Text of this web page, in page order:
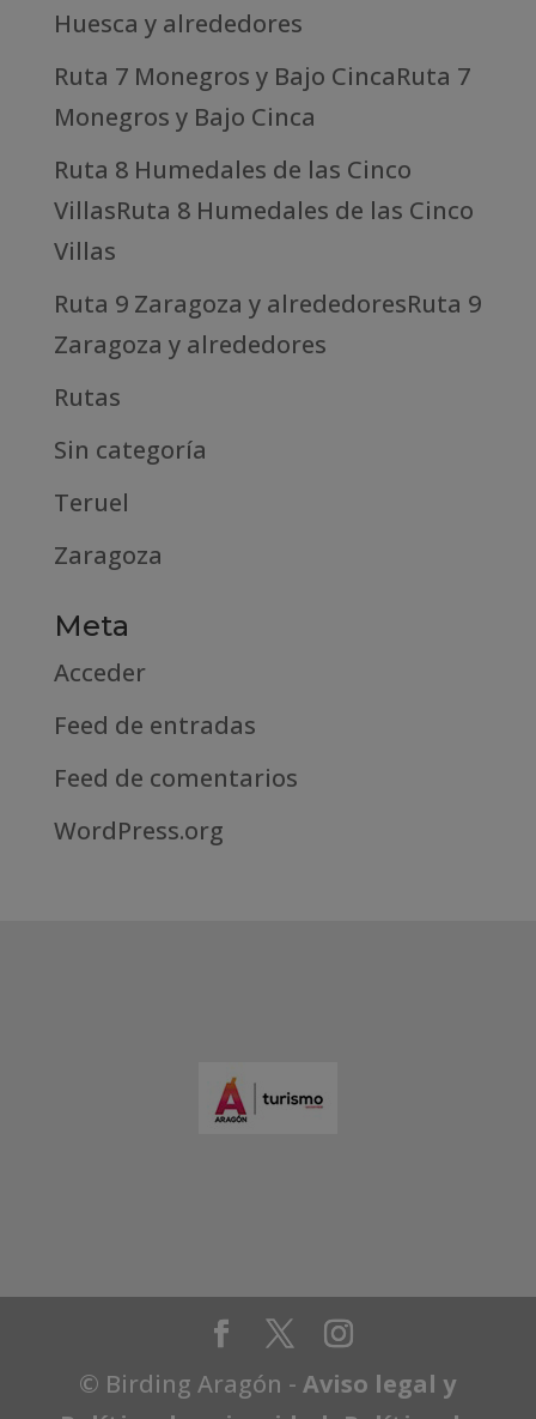
Huesca y alrededores
Ruta 7 Monegros y Bajo CincaRuta 7
Monegros y Bajo Cinca
Ruta 8 Humedales de las Cinco
VillasRuta 8 Humedales de las Cinco
Villas
Ruta 9 Zaragoza y alrededoresRuta 9
Zaragoza y alrededores
Rutas
Sin categoría
Teruel
Zaragoza
Meta
Acceder
Feed de entradas
Feed de comentarios
WordPress.org
© Birding Aragón -Aviso legal y